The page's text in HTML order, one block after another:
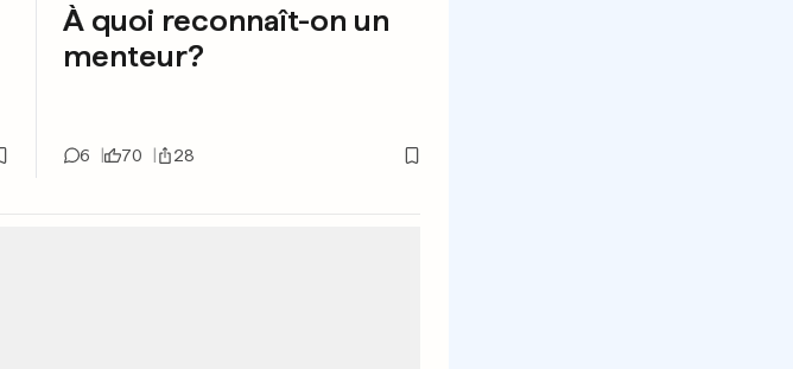
À quoi reconnaît-on un
menteur?
6 70 28